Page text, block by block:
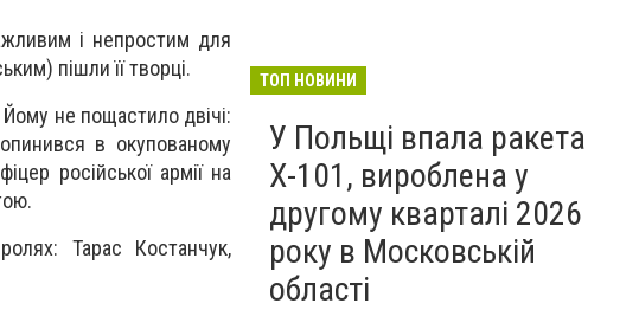
і непростим для
пішли її творці.
Йому не пощастило двічі:
в окупованому
російської армії на
Тарас Костанчук,
ТОП НОВИНИ
У Польщі впала ракета
Х-101, вироблена у
другому кварталі 2026
року в Московській
області